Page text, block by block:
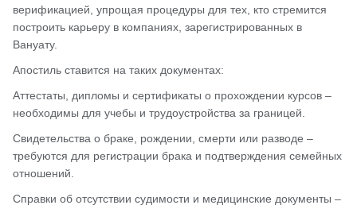
верификацией, упрощая процедуры для тех, кто стремится
построить карьеру в компаниях, зарегистрированных в
Вануату.
Апостиль ставится на таких документах:
Аттестаты, дипломы и сертификаты о прохождении курсов –
необходимы для учебы и трудоустройства за границей.
Свидетельства о браке, рождении, смерти или разводе –
требуются для регистрации брака и подтверждения семейных
отношений.
Справки об отсутствии судимости и медицинские документы –